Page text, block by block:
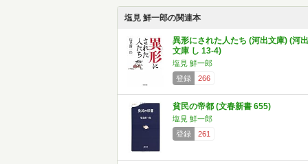
塩見 鮮一郎の関連本
異形にされた人たち (河出文庫) (河出
文庫 し 13-4)
塩見 鮮一郎
登録
266
貧民の帝都 (文春新書 655)
塩見 鮮一郎
登録
261